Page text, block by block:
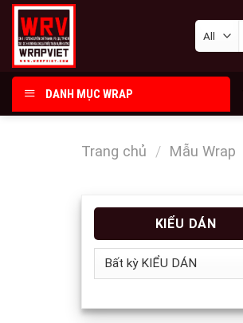
Skip
content
DANH MỤC WRAP
Trang chủ / Mẫu Wrap
KIỂU DÁN